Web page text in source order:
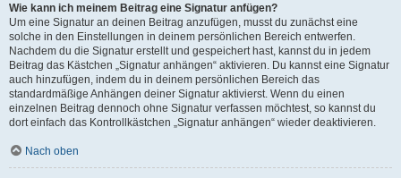
Wie kann ich meinem Beitrag eine Signatur anfügen?
Um eine Signatur an deinen Beitrag anzufügen, musst du zunächst eine
solche in den Einstellungen in deinem persönlichen Bereich entwerfen.
Nachdem du die Signatur erstellt und gespeichert hast, kannst du in jedem
Beitrag das Kästchen „Signatur anhängen“ aktivieren. Du kannst eine Signatur
auch hinzufügen, indem du in deinem persönlichen Bereich das
standardmäßige Anhängen deiner Signatur aktivierst. Wenn du einen
einzelnen Beitrag dennoch ohne Signatur verfassen möchtest, so kannst du
dort einfach das Kontrollkästchen „Signatur anhängen“ wieder deaktivieren.
Nach oben